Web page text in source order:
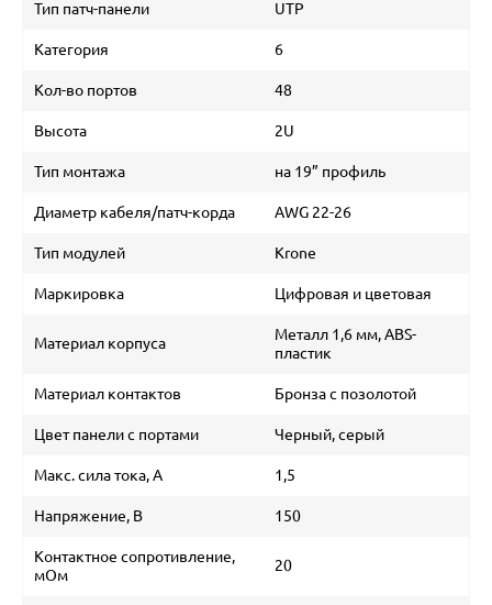
Тип патч-панели UTP
Категория 6
Кол-во портов 48
Высота 2U
Тип монтажа на 19” профиль
Диаметр кабеля/патч-корда AWG 22-26
Тип модулей Krone
Маркировка Цифровая и цветовая
Материал корпуса
Металл 1,6 мм, ABS-
пластик
Материал контактов Бронза с позолотой
Цвет панели с портами Черный, серый
Макс. сила тока, А 1,5
Напряжение, В 150
Контактное сопротивление,
мОм
20